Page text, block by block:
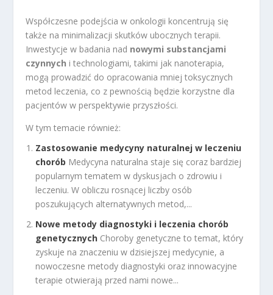
Współczesne podejścia w onkologii koncentrują się
także na minimalizacji skutków ubocznych terapii.
Inwestycje w badania nad nowymi substancjami
czynnych i technologiami, takimi jak nanoterapia,
mogą prowadzić do opracowania mniej toksycznych
metod leczenia, co z pewnością będzie korzystne dla
pacjentów w perspektywie przyszłości.
W tym temacie również:
Zastosowanie medycyny naturalnej w leczeniu
chorób Medycyna naturalna staje się coraz bardziej
popularnym tematem w dyskusjach o zdrowiu i
leczeniu. W obliczu rosnącej liczby osób
poszukujących alternatywnych metod,...
Nowe metody diagnostyki i leczenia chorób
genetycznych Choroby genetyczne to temat, który
zyskuje na znaczeniu w dzisiejszej medycynie, a
nowoczesne metody diagnostyki oraz innowacyjne
terapie otwierają przed nami nowe...